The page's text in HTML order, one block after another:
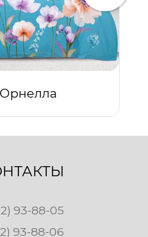
Орнелла
93-88-05
93-88-06